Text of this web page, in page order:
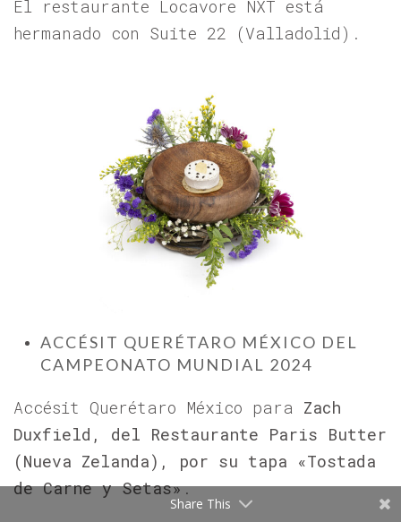
El restaurante Locavore NXT está
hermanado con Suite 22 (Valladolid).
ACCÉSIT QUERÉTARO MÉXICO DEL
CAMPEONATO MUNDIAL 2024
Accésit Querétaro México para Zach
Duxfield, del Restaurante Paris Butter
(Nueva Zelanda), por su tapa «Tostada
de Carne y Setas».
Share This